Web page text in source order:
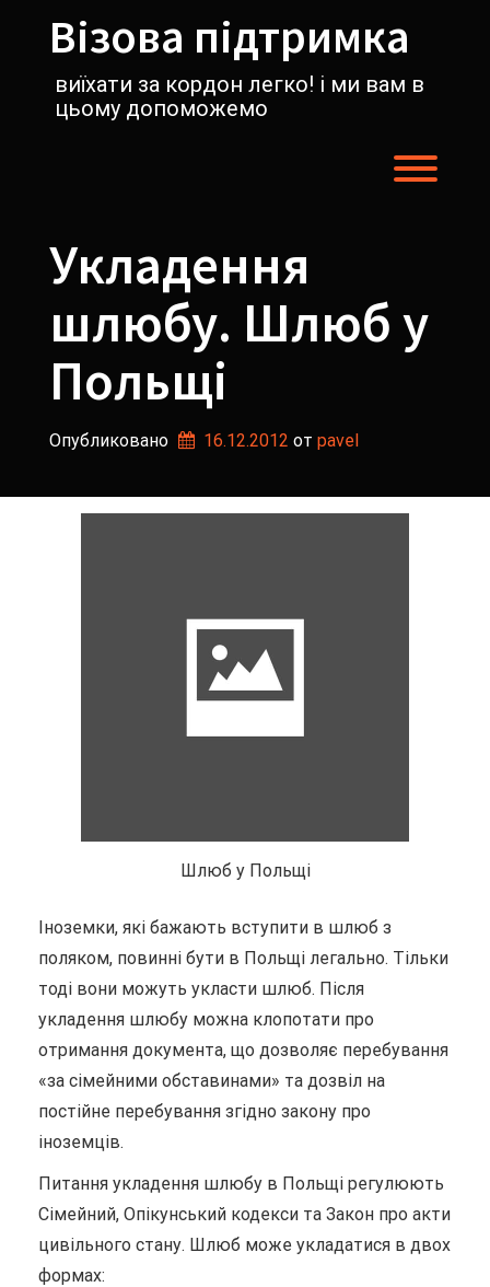
содержимомуВізова підтримка
виїхати за кордон легко! і ми вам в
цьому допоможемо
Укладення
шлюбу. Шлюб у
Польщі
Опубликовано 16.12.2012 от pavel
Шлюб у Польщі
Іноземки, які бажають вступити в шлюб з
поляком, повинні бути в Польщі легально. Тільки
тоді вони можуть укласти шлюб. Після
укладення шлюбу можна клопотати про
отримання документа, що дозволяє перебування
«за сімейними обставинами» та дозвіл на
постійне перебування згідно закону про
іноземців.
Питання укладення шлюбу в Польщі регулюють
Сімейний, Опікунський кодекси та Закон про акти
цивільного стану. Шлюб може укладатися в двох
формах: